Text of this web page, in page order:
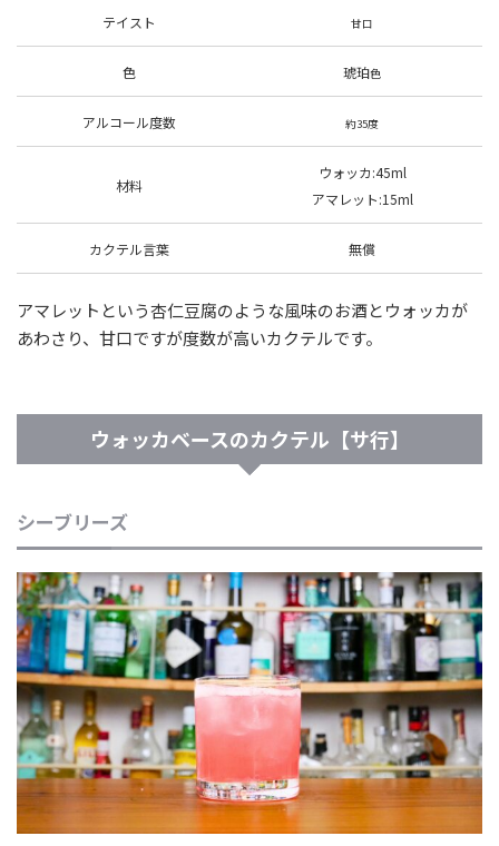
テイスト 甘口
色 琥珀色
アルコール度数 約35度
材料
ウォッカ:45ml
アマレット:15ml
カクテル言葉 無償
アマレットという杏仁豆腐のような風味のお酒とウォッカが
あわさり、甘口ですが度数が高いカクテルです。
ウォッカベースのカクテル【サ行】
シーブリーズ